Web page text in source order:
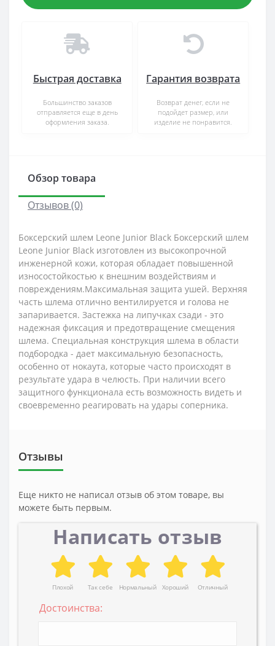
Быстрая доставка
Большинство заказов
отправляется еще в день
оформления заказа.
Гарантия возврата
Возврат денег, если не
подойдет размер, или
изделие не понравится.
Обзор товара
Отзывов (0)
Боксерский шлем Leone Junior Black Боксерский шлем
Leone Junior Black изготовлен из высокопрочной
инженерной кожи, которая обладает повышенной
износостойкостью к внешним воздействиям и
повреждениям.Максимальная защита ушей. Верхняя
часть шлема отлично вентилируется и голова не
запаривается. Застежка на липучках сзади - это
надежная фиксация и предотвращение смещения
шлема. Специальная конструкция шлема в области
подбородка - дает максимальную безопасность,
особенно от нокаута, которые часто происходят в
результате удара в челюсть. При наличии всего
защитного функционала есть возможность видеть и
своевременно реагировать на удары соперника.
Отзывы
Еще никто не написал отзыв об этом товаре, вы
можете быть первым.
Написать отзыв
Плохой Так себе Нормальный Хороший Отличный
Достоинства: